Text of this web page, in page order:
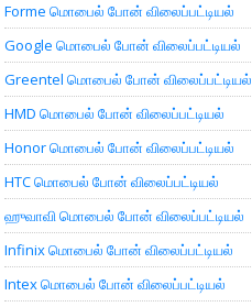
Forme மொபைல் போன் விலைப்பட்டியல்
Google மொபைல் போன் விலைப்பட்டியல்
Greentel மொபைல் போன் விலைப்பட்டியல்
HMD மொபைல் போன் விலைப்பட்டியல்
Honor மொபைல் போன் விலைப்பட்டியல்
HTC மொபைல் போன் விலைப்பட்டியல்
ஹுவாவி மொபைல் போன் விலைப்பட்டியல்
Infinix மொபைல் போன் விலைப்பட்டியல்
Intex மொபைல் போன் விலைப்பட்டியல்